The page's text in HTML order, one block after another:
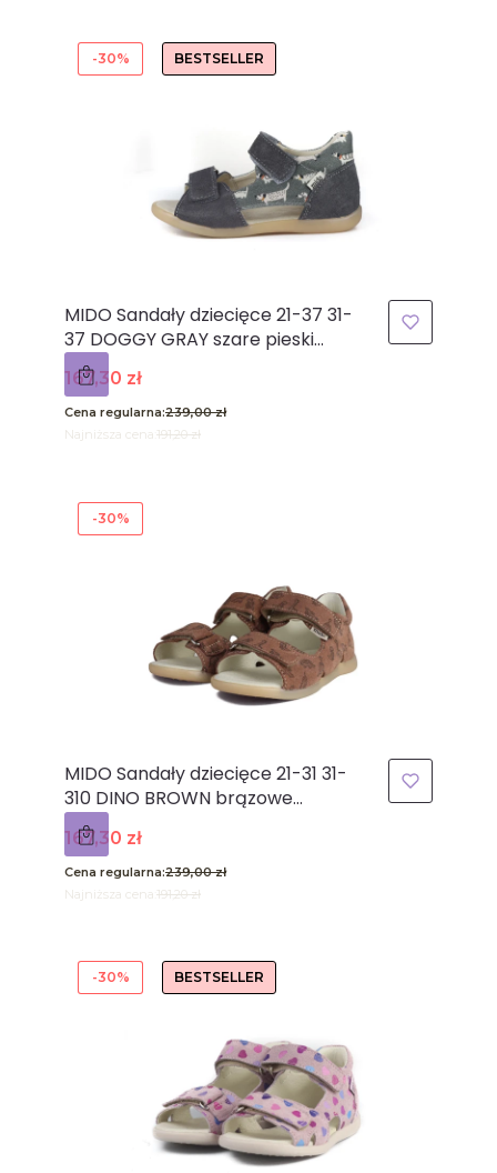
BESTSELLER
MIDO Sandały dziecięce 21-37 31-
37 DOGGY GRAY szare pieski
odkryte palce
Cena promocyjna
167,30 zł
Cena regularna:239,00 zł
-30%
Najniższa cena: 191,20 zł
MIDO Sandały dziecięce 21-31 31-
310 DINO BROWN brązowe
dinozaury odkryte palce
Cena promocyjna
167,30 zł
Cena regularna:239,00 zł
-30%
Najniższa cena: 191,20 zł
BESTSELLER
-30%